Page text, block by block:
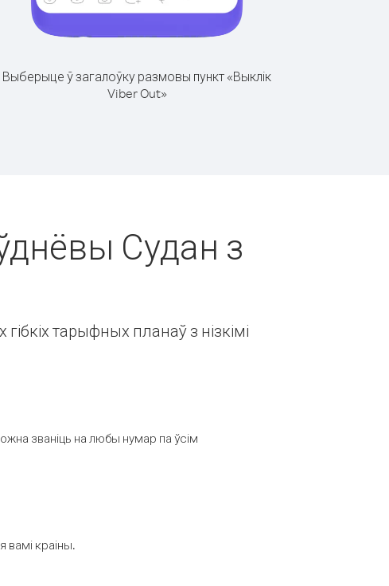
Выберыце ў загалоўку размовы пункт «Выклік
Viber Out»
Судан з
тарыфных планаў з нізкімі
званіць на любы нумар па ўсім
вамі краіны.